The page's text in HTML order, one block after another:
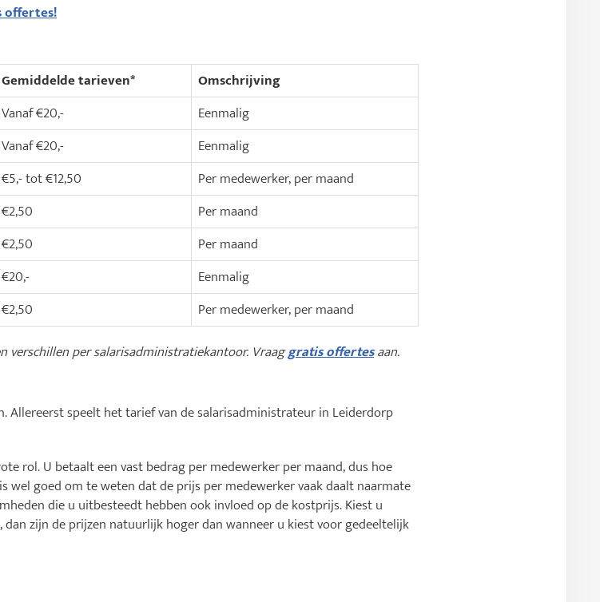
offertes!
Gemiddelde tarieven*
Omschrijving
Vanaf €20,-
Eenmalig
Vanaf €20,-
Eenmalig
€5,- tot €12,50
Per medewerker, per maand
€2,50
Per maand
€2,50
Per maand
€20,-
Eenmalig
€2,50
Per medewerker, per maand
verschillen per salarisadministratiekantoor. Vraaggratis offertesaan.
Allereerst speelt het tarief van de salarisadministrateur in Leiderdorp
rol. U betaalt een vast bedrag per medewerker per maand, dus hoe
wel goed om te weten dat de prijs per medewerker vaak daalt naarmate
die u uitbesteedt hebben ook invloed op de kostprijs. Kiest u
zijn de prijzen natuurlijk hoger dan wanneer u kiest voor gedeeltelijk